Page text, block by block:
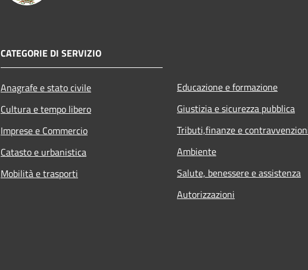
CATEGORIE DI SERVIZIO
Anagrafe e stato civile
Cultura e tempo libero
Imprese e Commercio
Catasto e urbanistica
Mobilità e trasporti
Educazione e formazione
Giustizia e sicurezza pubblica
Tributi,finanze e
Ambiente
Salute, benessere e assistenza
Autorizzazioni